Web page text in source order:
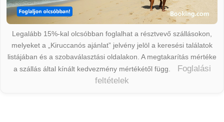
Legalább 15%-kal olcsóbban foglalhat a résztvevő szállásokon,
melyeket a „Kiruccanós ajánlat” jelvény jelöl a keresési találatok
listájában és a szobaválasztási oldalakon. A megtakarítás mértéke
a szállás által kínált kedvezmény mértékétől függ.
Foglalási
feltételek